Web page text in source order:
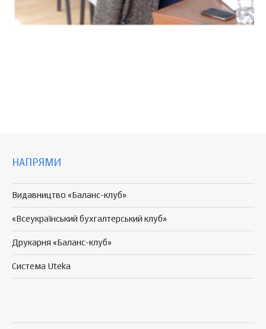
НАПРЯМИ
Видавництво «Баланс-клуб»
«Всеукраїнський бухгалтерський клуб»
Друкарня «Баланс-клуб»
Система Uteka